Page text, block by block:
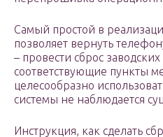
Самый простой в
позволяет вернуть
– провести сброс
соответствующие пункты
целесообразно
системы не наблюдается
Инструкция, как сделать